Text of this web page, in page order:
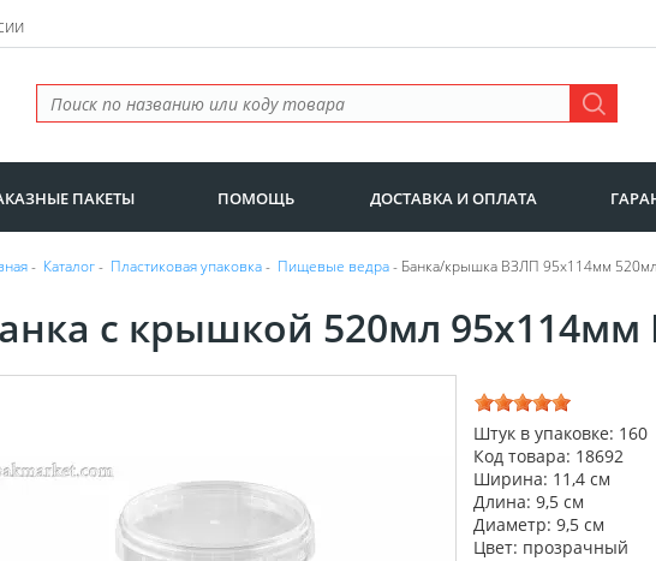
ПАКЕТЫ ПОМОЩЬ ДОСТАВКА И ОПЛАТА
- Каталог- Пластиковая упаковка- Пищевые ведра- Банка/крышка ВЗЛП 95х114мм
с крышкой 520мл
Штук в упаковке: 160
Код товара: 18692
Ширина: 11,4 см
Длина: 9,5 см
Диаметр: 9,5 см
Цвет: прозрачный